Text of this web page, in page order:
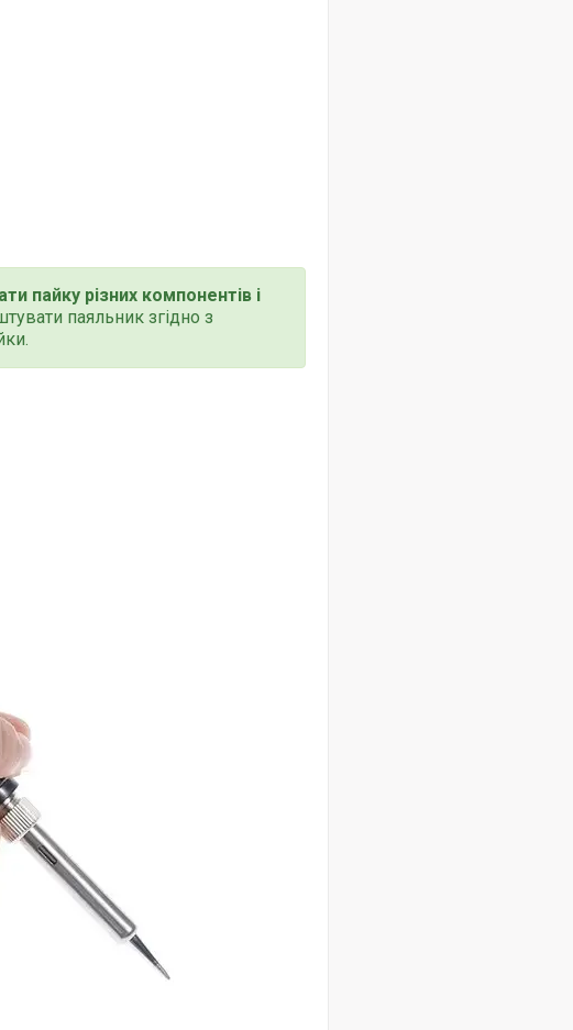
пайку різних компонентів і
паяльник згідно з